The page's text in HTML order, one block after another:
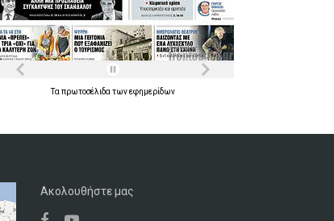
Τα πρωτοσέλιδα τωνεφημερίδων
Ακολουθήστε μας